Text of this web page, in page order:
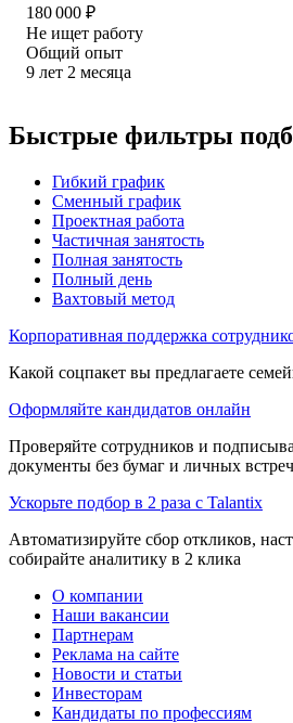
180 000 ₽
Не ищет работу
Общий опыт
9 лет 2 месяца
Быстрые фильтры
Гибкий график
Сменный график
Проектная работа
Частичная занятость
Полная занятость
Полный день
Вахтовый метод
Корпоративная поддержка
Какой соцпакет вы предлагаете
Оформляйте кандидатов онлайн
Проверяйте сотрудников и
документы без бумаг и личных встреч
Ускорьте подбор в 2 раза с Talantix
Автоматизируйте сбор откликов,
собирайте аналитику в 2 клика
О компании
Наши вакансии
Партнерам
Реклама на сайте
Новости и статьи
Инвесторам
Кандидаты по профессиям